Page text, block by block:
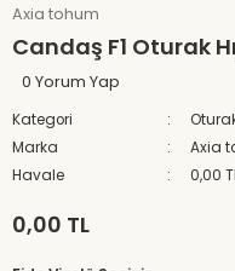
Axia tohum
Candaş F1 Oturak
0 Yorum Yap
Kategori
Marka
Axia
Havale
0,00
0,00 TL